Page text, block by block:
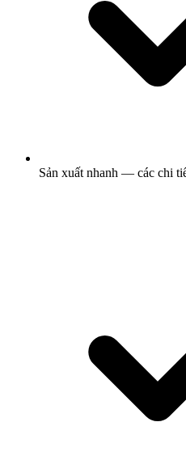
Sản xuất nhanh — các chi